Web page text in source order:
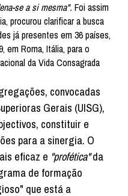
se a si mesma". Foi assim
procurou clarificar a busca
já presentes em 36 países,
em Roma, Itália, para o
da Vida Consagrada
convocadas
Gerais (UISG),
constituir e
para a sinergia. O
eficaz e "profética"da
de formação
que está a